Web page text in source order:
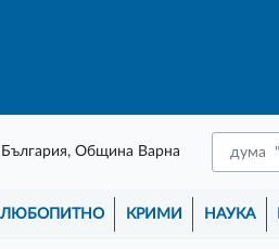
Община Варна
ЛЮБОПИТНО КРИМИ НАУКА